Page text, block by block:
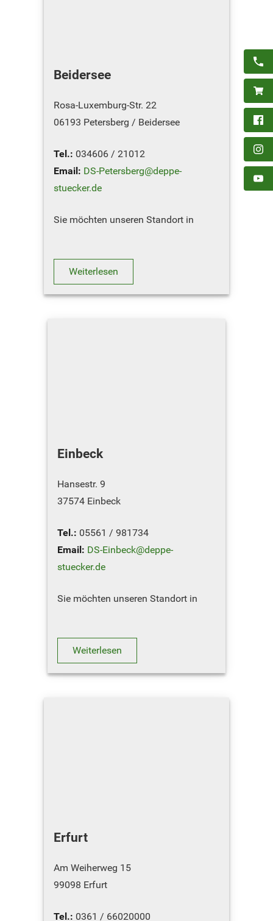
Beidersee
Rosa-Luxemburg-Str. 22
06193 Petersberg / Beidersee
Tel.: 034606 / 21012
Email: DS-Petersberg@deppe-
stuecker.de
Sie möchten unseren Standort in
ÖFFNUNGSZEI…
Weiterlesen
Einbeck
Hansestr. 9
37574 Einbeck
Tel.: 05561 / 981734
Email: DS-Einbeck@deppe-
stuecker.de
Sie möchten unseren Standort in
Weiterlesen
Erfurt
Am Weiherweg 15
99098 Erfurt
Tel.: 0361 / 66020000